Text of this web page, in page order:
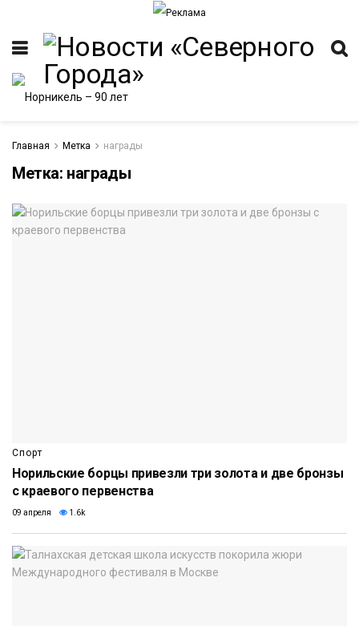
Главная Метка награды
Метка: награды
Спорт
Норильские борцы привезли три золота и две бронзы
с краевого первенства
09 апреля 1.6k